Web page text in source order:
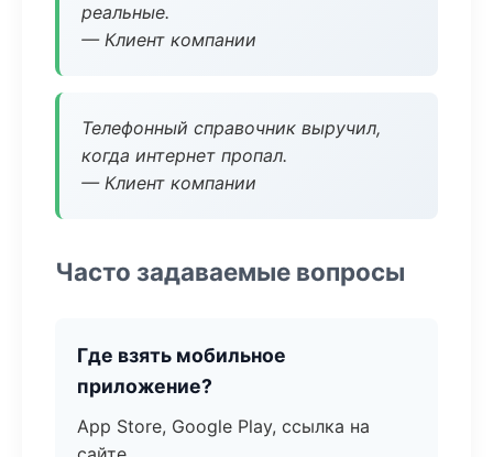
реальные.
— Клиент компании
Телефонный справочник выручил,
когда интернет пропал.
— Клиент компании
Часто задаваемые вопросы
Где взять мобильное
приложение?
App Store, Google Play, ссылка на